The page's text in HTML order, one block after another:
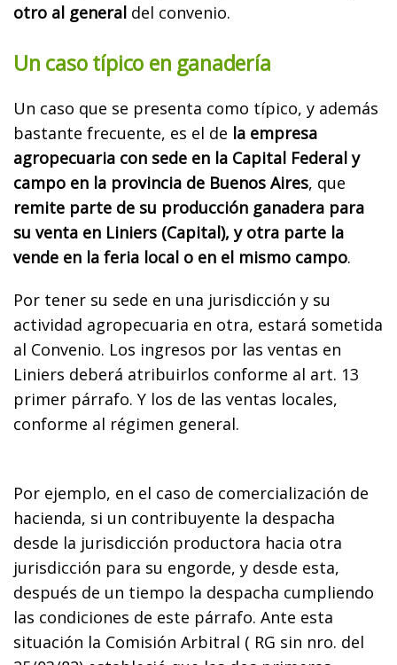
otro al general del convenio.
Un caso típico en ganadería
Un caso que se presenta como típico, y además
bastante frecuente, es el de la empresa
agropecuaria con sede en la Capital Federal y
campo en la provincia de Buenos Aires, que
remite parte de su producción ganadera para
su venta en Liniers (Capital), y otra parte la
vende en la feria local o en el mismo campo.
Por tener su sede en una jurisdicción y su
actividad agropecuaria en otra, estará sometida
al Convenio. Los ingresos por las ventas en
Liniers deberá atribuirlos conforme al art. 13
primer párrafo. Y los de las ventas locales,
conforme al régimen general.
Por ejemplo, en el caso de comercialización de
hacienda, si un contribuyente la despacha
desde la jurisdicción productora hacia otra
jurisdicción para su engorde, y desde esta,
después de un tiempo la despacha cumpliendo
las condiciones de este párrafo. Ante esta
situación la Comisión Arbitral ( RG sin nro. del